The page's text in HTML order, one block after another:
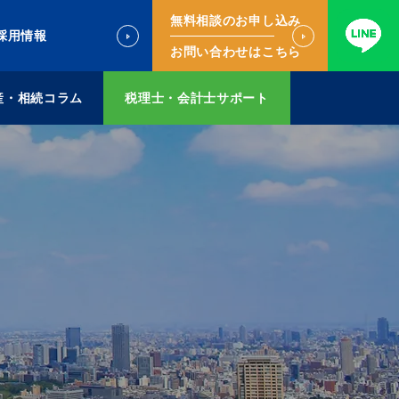
用情報
無料相談のお申し込み
お問い合わせはこちら
・相続コラム 税理士・会計士サポート